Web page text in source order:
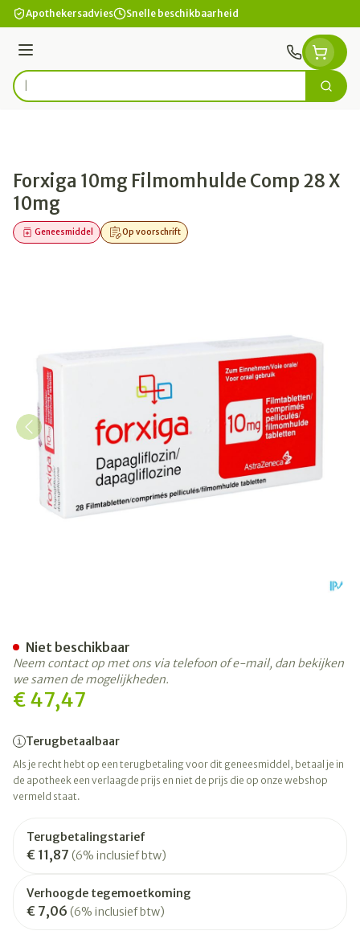
Ga naar de inhoud
Apothekersadvies Snelle beschikbaarheid
Menu
Product, merk, categorie... Zoek
Forxiga 10mg Filmomhulde Comp 28 X
10mg
Op voorschrift
Geneesmiddel
€ 47,47
Terugbetaalbaar
Als je recht hebt op een terugbetaling voor dit geneesmiddel, betaal je in
de apotheek een verlaagde prijs en niet de prijs die op onze webshop
vermeld staat.
Terugbetalingstarief
€ 11,87 (6% inclusief btw)
Verhoogde tegemoetkoming
€ 7,06 (6% inclusief btw)
Niet beschikbaar
Neem contact op met ons via telefoon of e-mail, dan bekijken
we samen de mogelijkheden.